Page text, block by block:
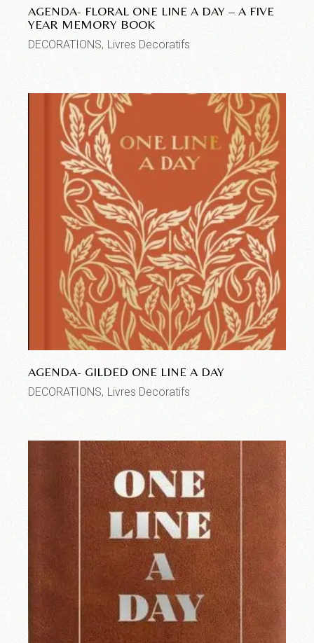
AGENDA- FLORAL ONE LINE A DAY – A FIVE
YEAR MEMORY BOOK
DECORATIONS Livres Decoratifs
AGENDA- GILDED ONE LINE A DAY
DECORATIONS Livres Decoratifs